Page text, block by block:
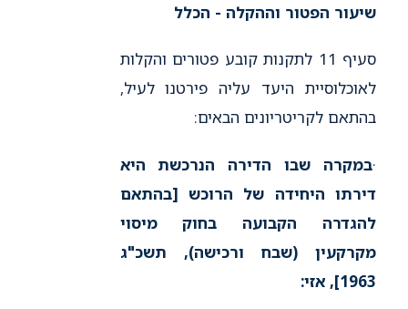
שיעור הפטור וההקלה - הכלל
סעיף 11 לתקנות קובע פטורים והקלות
לאוכלוסיית היעד עליה פירטנו לעיל,
בהתאם לקריטריונים הבאים:
·במקרה שבו הדירה הנרכשת היא
דירתו היחידה של הרוכש [בהתאם
להגדרה הקבועה בחוק מיסוי
מקרקעין (שבח ורכישה), תשכ"ג
1963], אזי: